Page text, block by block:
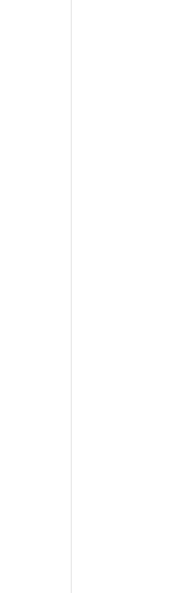
País Brasil en Twitter
El País Brasil en Instagram
El País Brasil en Facebook